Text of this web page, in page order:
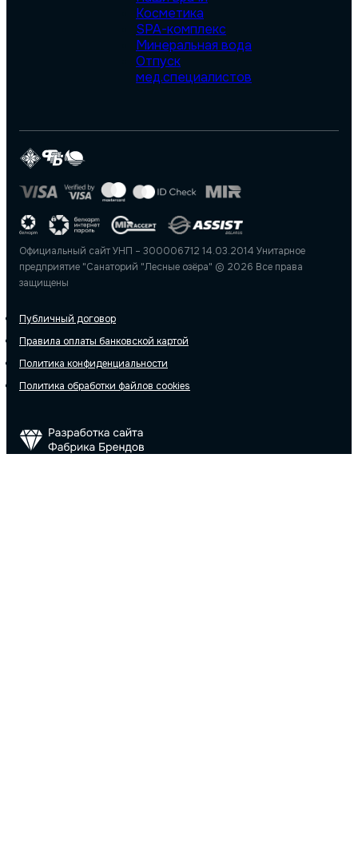
Косметика
SPA-комплекс
Минеральная вода
Отпуск
мед.специалистов
Официальный сайт УНП – 300006712 14.03.2014 Унитарное
предприятие "Санаторий "Лесные озёра" © 2026 Все права
защищены
Публичный договор
Правила оплаты банковской картой
Политика конфиденциальности
Политика обработки файлов cookies